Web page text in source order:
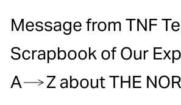
Message from TNF
Scrapbook of Our
A
Z about THE